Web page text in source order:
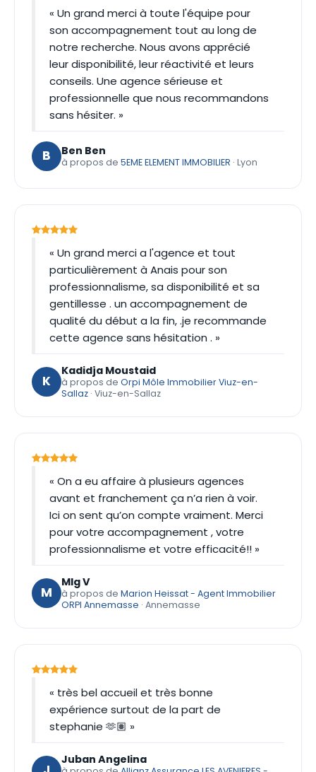
« Un grand merci à toute l'équipe pour
son accompagnement tout au long de
notre recherche. Nous avons apprécié
leur disponibilité, leur réactivité et leurs
conseils. Une agence sérieuse et
professionnelle que nous recommandons
sans hésiter. »
B Ben Ben
à propos de 5EME ELEMENT IMMOBILIER · Lyon
« Un grand merci a l'agence et tout
particulièrement à Anais pour son
professionnalisme, sa disponibilité et sa
gentillesse . un accompagnement de
qualité du début a la fin, .je recommande
cette agence sans hésitation . »
K
Kadidja Moustaid
à propos de Orpi Môle Immobilier Viuz-en-
Sallaz · Viuz-en-Sallaz
« On a eu affaire à plusieurs agences
avant et franchement ça n’a rien à voir.
Ici on sent qu’on compte vraiment. Merci
pour votre accompagnement , votre
professionnalisme et votre efficacité!! »
M
Mlg V
à propos de Marion Heissat - Agent Immobilier
ORPI Annemasse · Annemasse
« très bel accueil et très bonne
expérience surtout de la part de
stephanie 🫶🏽 »
Juban Angelina